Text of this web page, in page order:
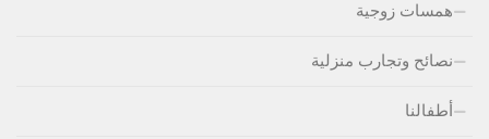
همسات زوجية
نصائح وتجارب منزلية
أطفالنا